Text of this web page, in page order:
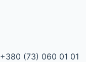
+380 (73) 060 01 01